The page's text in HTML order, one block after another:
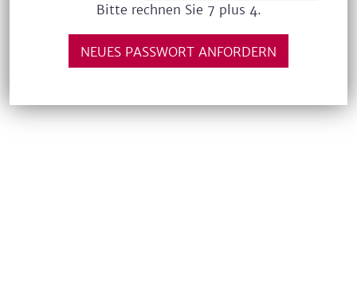
Bitte rechnen Sie 7 plus 4.
NEUES PASSWORT ANFORDERN